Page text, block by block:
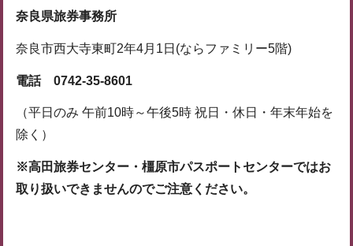
奈良県旅券事務所
奈良市西大寺東町2年4月1日(ならファミリー5階)
電話 0742-35-8601
（平日のみ 午前10時～午後5時 祝日・休日・年末年始を
除く）
※高田旅券センター・橿原市パスポートセンターではお
取り扱いできませんのでご注意ください。